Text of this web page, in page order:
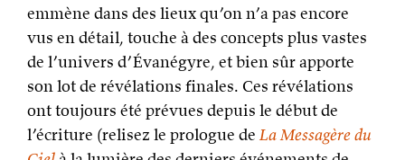
emmène dans des lieux qu’on n’a pas encore
vus en détail, touche à des concepts plus vastes
de l’univers d’Évanégyre, et bien sûr apporte
son lot de révélations finales. Ces révélations
ont toujours été prévues depuis le début de
l’écriture (relisez le prologue de La Messagère du